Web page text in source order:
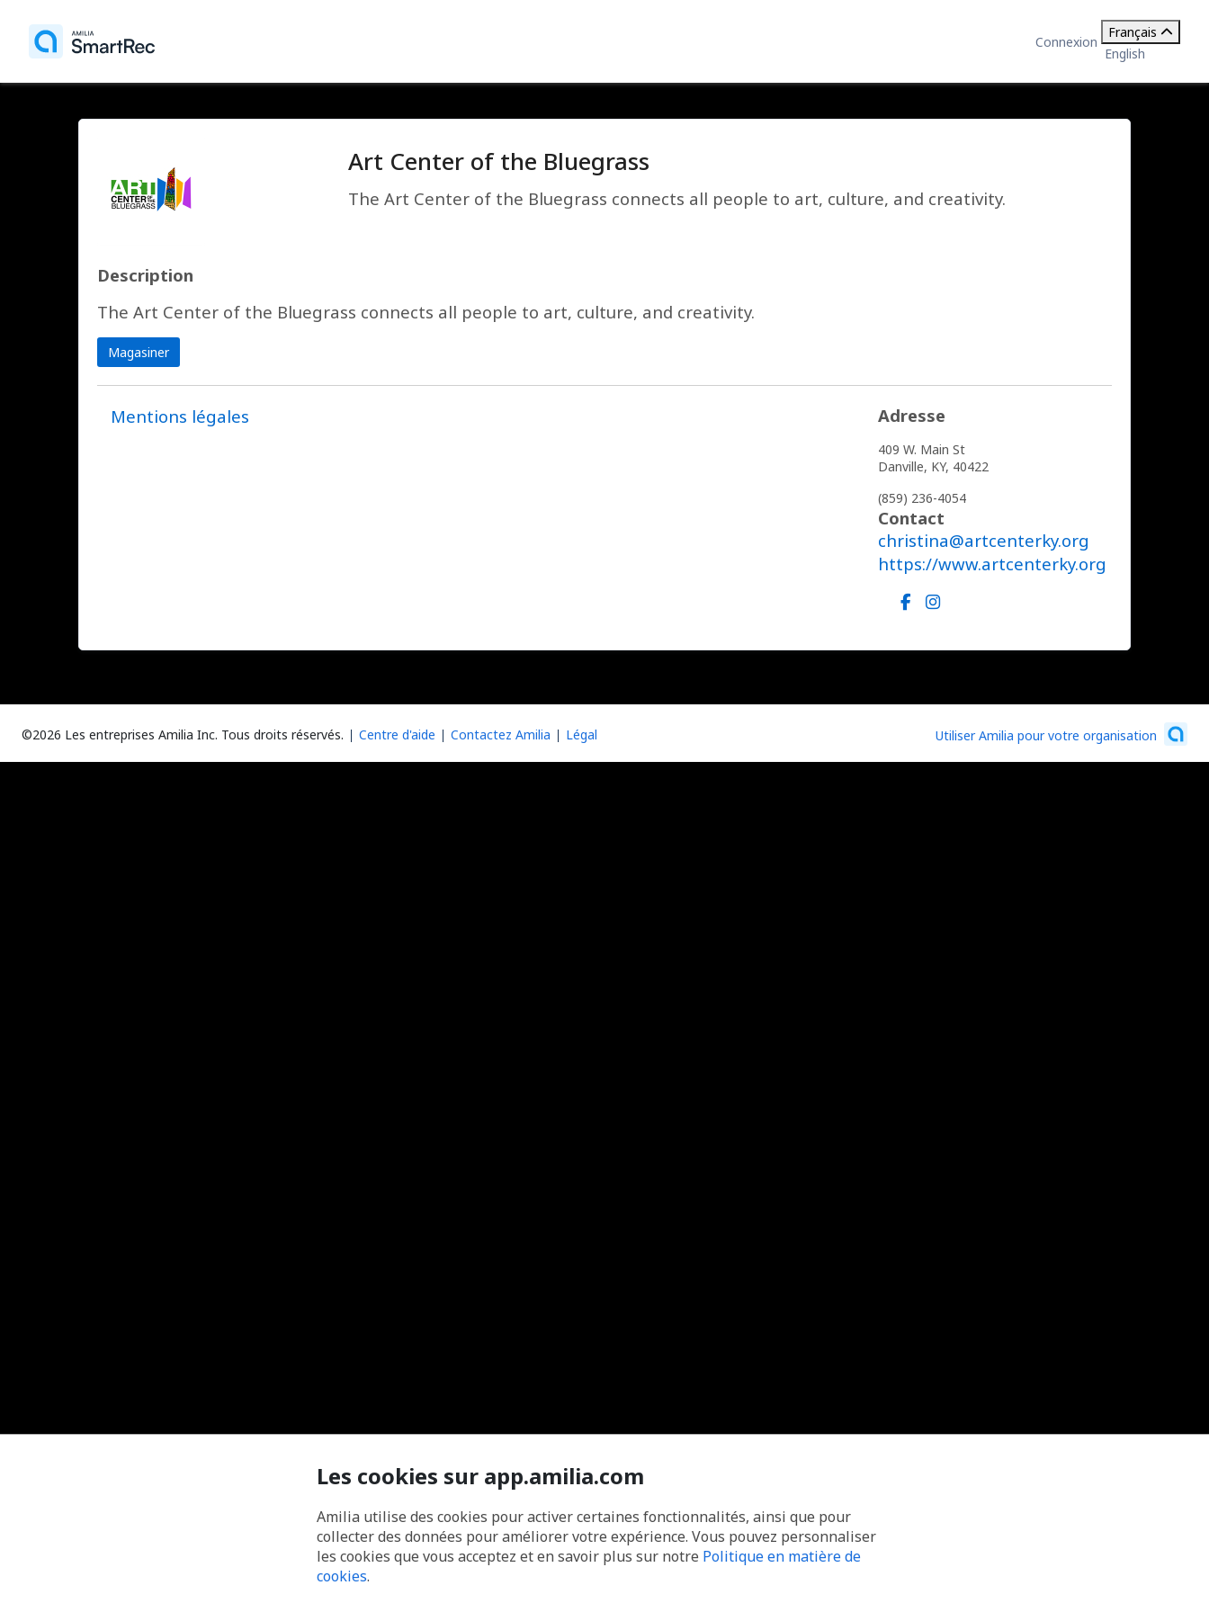
Connexion
Français
English
Art Center of the Bluegrass
The Art Center of the Bluegrass connects all people to art, culture, and creativity.
Description
The Art Center of the Bluegrass connects all people to art, culture, and creativity.
Magasiner
Mentions légales Adresse
409 W. Main St
Danville, KY, 40422
(859) 236-4054
Contact
christina@artcenterky.org
https://www.artcenterky.org
©2026 Les entreprises Amilia Inc. Tous droits réservés. Centre d'aide Contactez Amilia Légal Utiliser Amilia pour votre organisation
Les cookies sur app.amilia.com
Amilia utilise des cookies pour activer certaines fonctionnalités, ainsi que pour
collecter des données pour améliorer votre expérience. Vous pouvez personnaliser
les cookies que vous acceptez et en savoir plus sur notre Politique en matière de
cookies.